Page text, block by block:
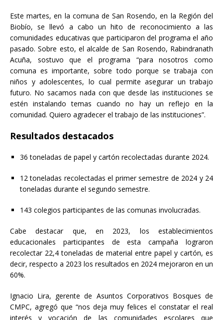
Este martes, en la comuna de San Rosendo, en la Región del
Biobío, se llevó a cabo un hito de reconocimiento a las
comunidades educativas que participaron del programa el año
pasado. Sobre esto, el alcalde de San Rosendo, Rabindranath
Acuña, sostuvo que el programa “para nosotros como
comuna es importante, sobre todo porque se trabaja con
niños y adolescentes, lo cual permite asegurar un trabajo
futuro. No sacamos nada con que desde las instituciones se
estén instalando temas cuando no hay un reflejo en la
comunidad. Quiero agradecer el trabajo de las instituciones”.
Resultados destacados
36 toneladas de papel y cartón recolectadas durante 2024.
12 toneladas recolectadas el primer semestre de 2024 y 24
toneladas durante el segundo semestre.
143 colegios participantes de las comunas involucradas.
Cabe destacar que, en 2023, los establecimientos
educacionales participantes de esta campaña lograron
recolectar 22,4 toneladas de material entre papel y cartón, es
decir, respecto a 2023 los resultados en 2024 mejoraron en un
60%.
Ignacio Lira, gerente de Asuntos Corporativos Bosques de
CMPC, agregó que “nos deja muy felices el constatar el real
interés y vocación de las comunidades escolares que